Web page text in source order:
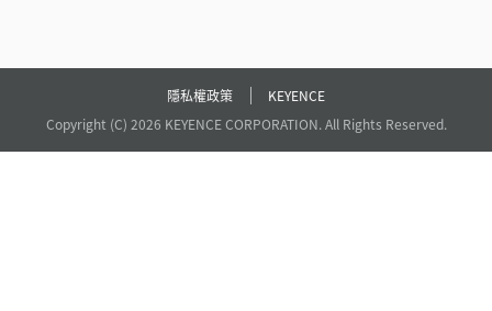
隱私權政策
KEYENCE
Copyright (C) 2026 KEYENCE CORPORATION. All Rights Reserved.